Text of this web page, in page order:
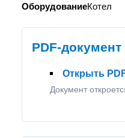
ОборудованиеКотел
PDF-документ
Открыть
Документ